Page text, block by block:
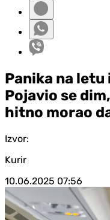
Panika na
Pojavio se
hitno morao
Izvor:
Kurir
10.06.2025 07:56